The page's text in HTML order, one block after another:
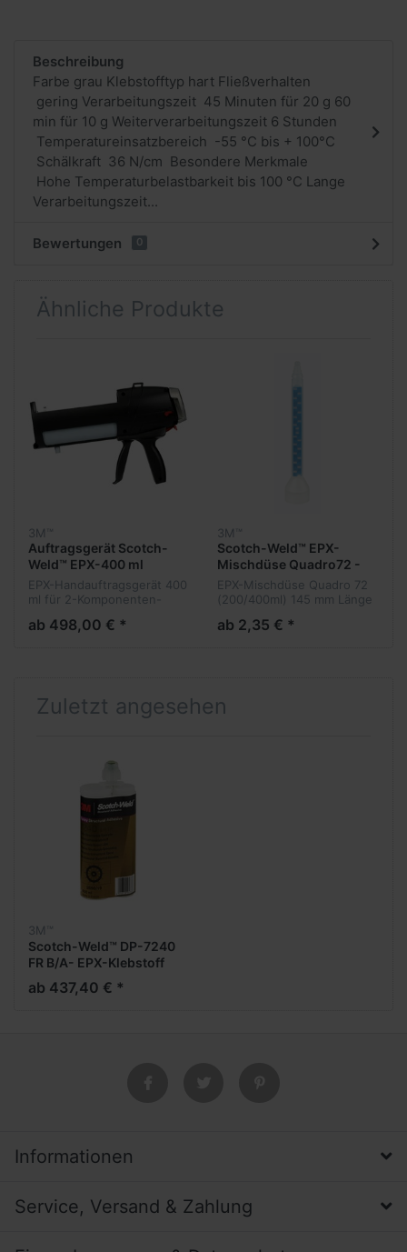
Beschreibung
Farbe grau Klebstofftyp hart Fließverhalten
gering Verarbeitungszeit 45 Minuten für 20 g 60
min für 10 g Weiterverarbeitungszeit 6 Stunden
Temperatureinsatzbereich -55 °C bis + 100°C
Schälkraft 36 N/cm Besondere Merkmale
Hohe Temperaturbelastbarkeit bis 100 °C Lange
Verarbeitungszeit...
Bewertungen 0
Ähnliche Produkte
3M™
Auftragsgerät Scotch-
Weld™ EPX-400 ml
Handverarbeitungsgerät
EPX-Handauftragsgerät 400
ml für 2-Komponenten-
Klebstoffserie, z.B. DP-110,
ab 498,00 € *
3M™
Scotch-Weld™ EPX-
Mischdüse Quadro72 -
400 ml
EPX-Mischdüse Quadro 72
(200/400ml) 145 mm Länge
Klebstoffserie DP 7270 und
ab 2,35 € *
Zuletzt angesehen
3M™
Scotch-Weld™ DP-7240
FR B/A- EPX-Klebstoff
ab 437,40 € *
Informationen
Service, Versand & Zahlung